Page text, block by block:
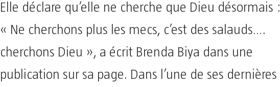
Elle déclare qu’elle ne cherche que Dieu désormais :
« Ne cherchons plus les mecs, c’est des salauds….
cherchons Dieu », a écrit Brenda Biya dans une
publication sur sa page. Dans l’une de ses dernières